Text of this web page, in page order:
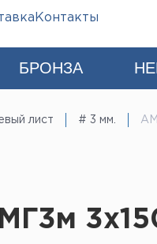
Контакты
БРОНЗА
лист # 3 мм.